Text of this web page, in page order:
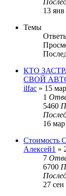
13
Темы
КТО
СВОЙ
ilfac » 15
1
5460
16
Стоимость
Алексей1 »
7
6700
27